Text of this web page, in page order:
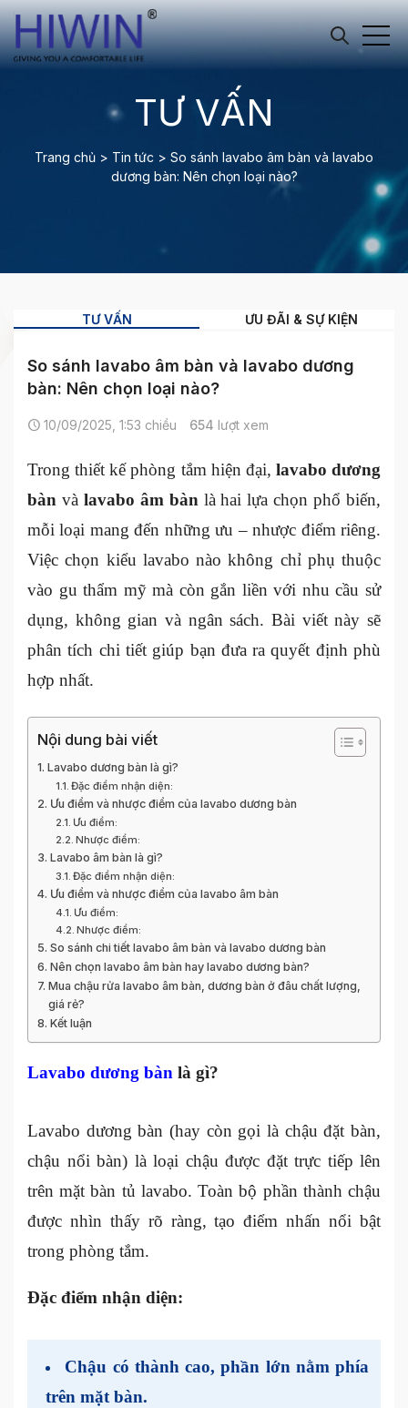
TƯ VẤN
Trang chủ > Tin tức > So sánh lavabo âm bàn và lavabo
dương bàn: Nên chọn loại nào?
TƯ VẤN ƯU ĐÃI & SỰ KIỆN
So sánh lavabo âm bàn và lavabo dương
bàn: Nên chọn loại nào?
10/09/2025, 1:53 chiều 654 lượt xem
Trong thiết kế phòng tắm hiện đại, lavabo dương
bàn và lavabo âm bàn là hai lựa chọn phổ biến,
mỗi loại mang đến những ưu – nhược điểm riêng.
Việc chọn kiểu lavabo nào không chỉ phụ thuộc
vào gu thẩm mỹ mà còn gắn liền với nhu cầu sử
dụng, không gian và ngân sách. Bài viết này sẽ
phân tích chi tiết giúp bạn đưa ra quyết định phù
hợp nhất.
Nội dung bài viết
Lavabo dương bàn là gì?
Đặc điểm nhận diện:
Ưu điểm và nhược điểm của lavabo dương bàn
Ưu điểm:
Nhược điểm:
Lavabo âm bàn là gì?
Đặc điểm nhận diện:
Ưu điểm và nhược điểm của lavabo âm bàn
Ưu điểm:
Nhược điểm:
So sánh chi tiết lavabo âm bàn và lavabo dương bàn
Nên chọn lavabo âm bàn hay lavabo dương bàn?
Mua chậu rửa lavabo âm bàn, dương bàn ở đâu chất lượng,
giá rẻ?
Kết luận
Lavabo dương bàn là gì?
Lavabo dương bàn (hay còn gọi là chậu đặt bàn,
chậu nổi bàn) là loại chậu được đặt trực tiếp lên
trên mặt bàn tủ lavabo. Toàn bộ phần thành chậu
được nhìn thấy rõ ràng, tạo điểm nhấn nổi bật
trong phòng tắm.
Đặc điểm nhận diện:
Chậu có thành cao, phần lớn nằm phía
trên mặt bàn.